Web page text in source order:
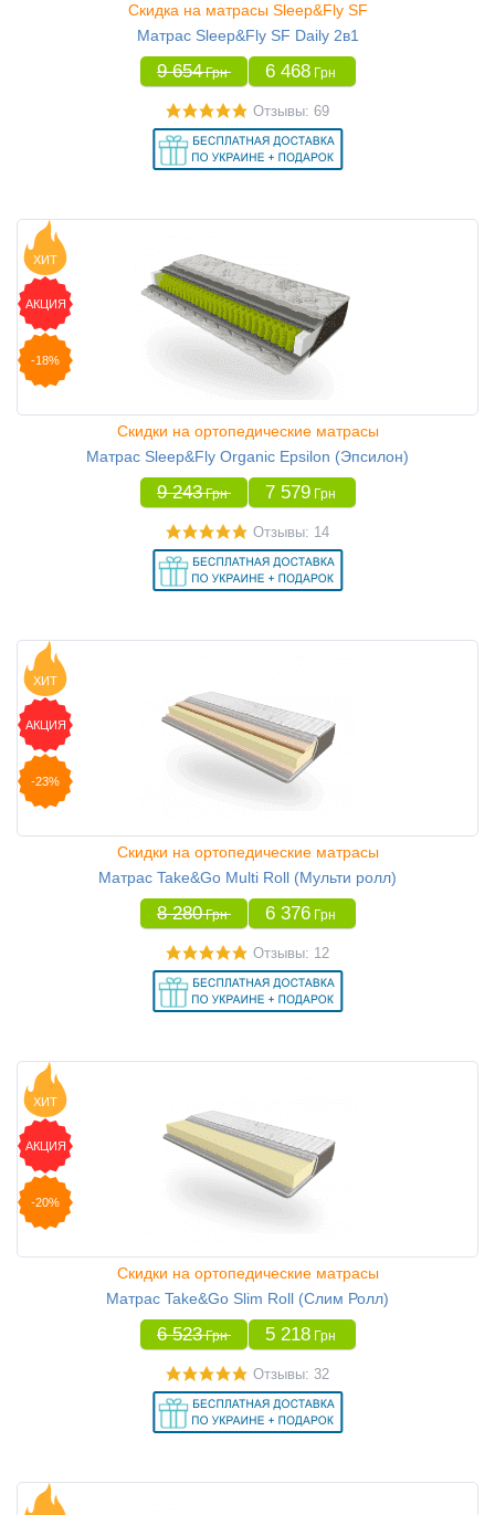
Скидка на матрасы Sleep&Fly SF
Матрас Sleep&Fly SF Daily 2в1
9 654 Грн 6 468 Грн
Отзывы: 69
ХИТ
АКЦИЯ
-18%
Скидки на ортопедические матрасы
Матрас Sleep&Fly Organic Epsilon (Эпсилон)
9 243 Грн 7 579 Грн
Отзывы: 14
ХИТ
АКЦИЯ
-23%
Скидки на ортопедические матрасы
Матрас Take&Go Multi Roll (Мульти ролл)
8 280 Грн 6 376 Грн
Отзывы: 12
ХИТ
АКЦИЯ
-20%
Скидки на ортопедические матрасы
Матрас Take&Go Slim Roll (Слим Ролл)
6 523 Грн 5 218 Грн
Отзывы: 32